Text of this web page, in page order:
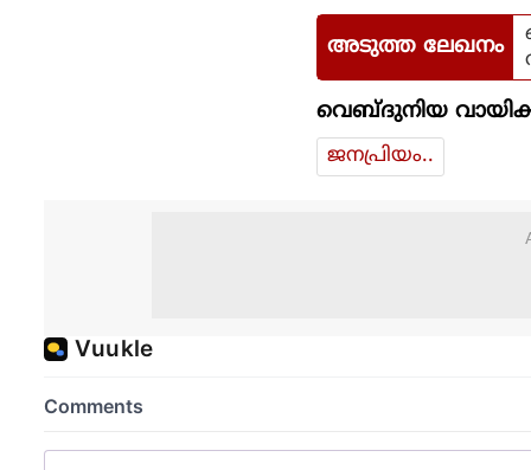
അടുത്ത ലേഖനം
വെബ്ദുനിയ
ജനപ്രിയം..